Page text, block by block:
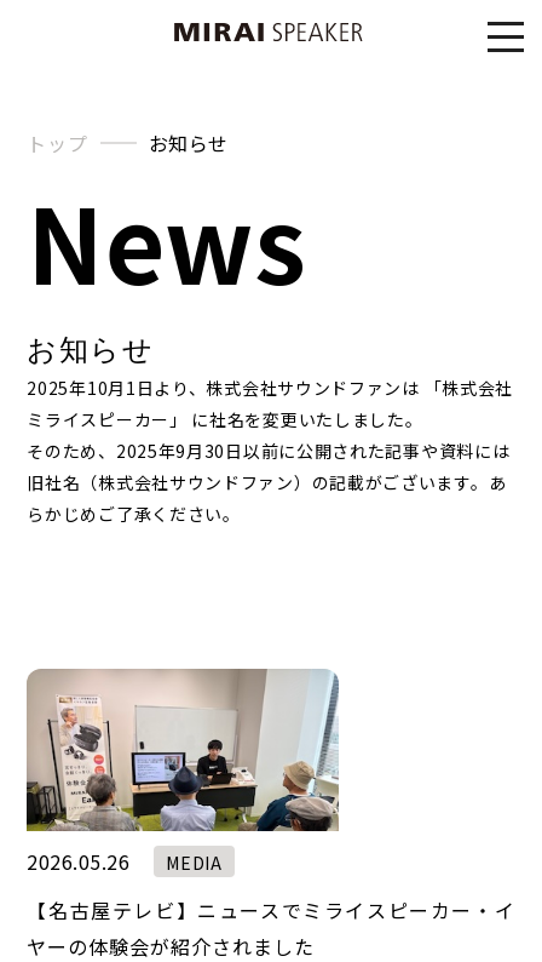
トップ お知らせ
News
お知らせ
2025年10月1日より、株式会社サウンドファンは 「株式会社
ミライスピーカー」 に社名を変更いたしました。
そのため、2025年9月30日以前に公開された記事や資料には
旧社名（株式会社サウンドファン）の記載がございます。あ
らかじめご了承ください。
2026.05.26 MEDIA
【名古屋テレビ】ニュースでミライスピーカー・イ
ヤーの体験会が紹介されました